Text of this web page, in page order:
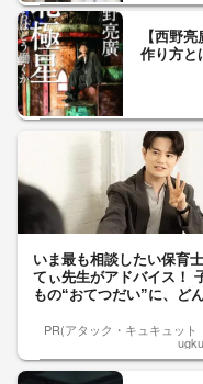
【西野
作り方と
いま最も相談したい保育士
てぃ先生がアドバイス！
もの“おてつだい”に、ど
PR(アタック・キュキュット